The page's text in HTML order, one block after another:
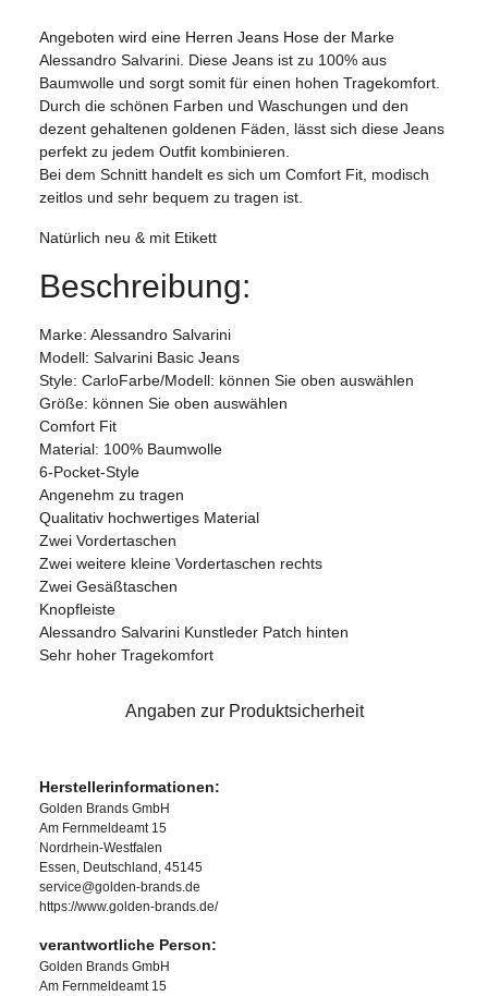
Angeboten wird eine Herren Jeans Hose der Marke
Alessandro Salvarini. Diese Jeans ist zu 100% aus
Baumwolle und sorgt somit für einen hohen Tragekomfort.
Durch die schönen Farben und Waschungen und den
dezent gehaltenen goldenen Fäden, lässt sich diese Jeans
perfekt zu jedem Outfit kombinieren.
Bei dem Schnitt handelt es sich um Comfort Fit, modisch
zeitlos und sehr bequem zu tragen ist.
Natürlich neu & mit Etikett
Beschreibung:
Marke: Alessandro Salvarini
Modell: Salvarini Basic Jeans
Style: CarloFarbe/Modell: können Sie oben auswählen
Größe: können Sie oben auswählen
Comfort Fit
Material: 100% Baumwolle
6-Pocket-Style
Angenehm zu tragen
Qualitativ hochwertiges Material
Zwei Vordertaschen
Zwei weitere kleine Vordertaschen rechts
Zwei Gesäßtaschen
Knopfleiste
Alessandro Salvarini Kunstleder Patch hinten
Sehr hoher Tragekomfort
Angaben zur Produktsicherheit
Herstellerinformationen:
Golden Brands GmbH
Am Fernmeldeamt 15
Nordrhein-Westfalen
Essen, Deutschland, 45145
service@golden-brands.de
https://www.golden-brands.de/
verantwortliche Person:
Golden Brands GmbH
Am Fernmeldeamt 15